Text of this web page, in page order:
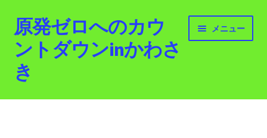
ナ
ビ
ゲ
ー
シ
コ
ン
テ
ン
ツ
原発ゼロへのカウ
ントダウンinかわさ
き
メニュー
ホーム